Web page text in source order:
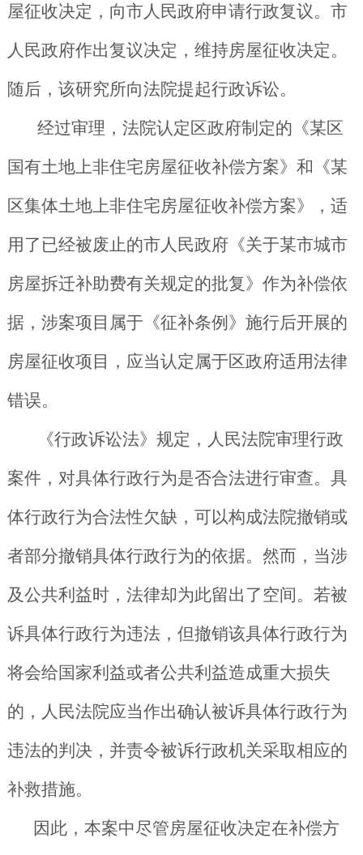
屋征收决定，向市人民政府申请行政复议。市
人民政府作出复议决定，维持房屋征收决定。
随后，该研究所向法院提起行政诉讼。
经过审理，法院认定区政府制定的《某区
国有土地上非住宅房屋征收补偿方案》和《某
区集体土地上非住宅房屋征收补偿方案》，适
用了已经被废止的市人民政府《关于某市城市
房屋拆迁补助费有关规定的批复》作为补偿依
据，涉案项目属于《征补条例》施行后开展的
房屋征收项目，应当认定属于区政府适用法律
错误。
《行政诉讼法》规定，人民法院审理行政
案件，对具体行政行为是否合法进行审查。具
体行政行为合法性欠缺，可以构成法院撤销或
者部分撤销具体行政行为的依据。然而，当涉
及公共利益时，法律却为此留出了空间。若被
诉具体行政行为违法，但撤销该具体行政行为
将会给国家利益或者公共利益造成重大损失
的，人民法院应当作出确认被诉具体行政行为
违法的判决，并责令被诉行政机关采取相应的
补救措施。
因此，本案中尽管房屋征收决定在补偿方